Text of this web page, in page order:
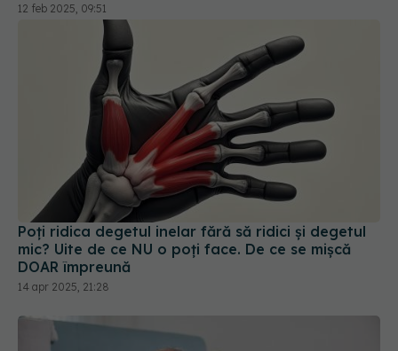
12 feb 2025, 09:51
Poți ridica degetul inelar fără să ridici și degetul
mic? Uite de ce NU o poți face. De ce se mișcă
DOAR împreună
14 apr 2025, 21:28